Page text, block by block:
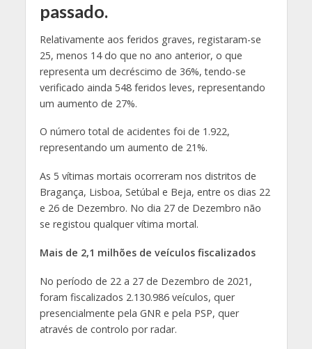
passado.
Relativamente aos feridos graves, registaram-se
25, menos 14 do que no ano anterior, o que
representa um decréscimo de 36%, tendo-se
verificado ainda 548 feridos leves, representando
um aumento de 27%.
O número total de acidentes foi de 1.922,
representando um aumento de 21%.
As 5 vítimas mortais ocorreram nos distritos de
Bragança, Lisboa, Setúbal e Beja, entre os dias 22
e 26 de Dezembro. No dia 27 de Dezembro não
se registou qualquer vítima mortal.
Mais de 2,1 milhões de veículos fiscalizados
No período de 22 a 27 de Dezembro de 2021,
foram fiscalizados 2.130.986 veículos, quer
presencialmente pela GNR e pela PSP, quer
através de controlo por radar.